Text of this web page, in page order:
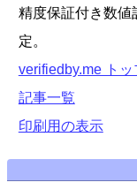
精度保証付き数値
定。
verifiedby.me ト
記事一覧
印刷用の表示